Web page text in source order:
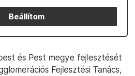
Beállítom
és Pest megye fejlesztését
Fejlesztési Tanács,